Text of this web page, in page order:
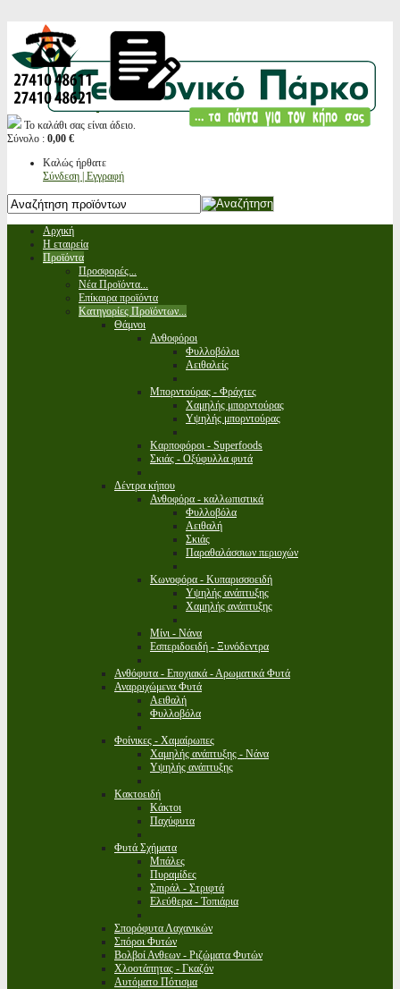
Το καλάθι σας είναι άδειο.
Σύνολο : 0,00 €
Καλώς ήρθατε
Σύνδεση | Εγγραφή
Αρχική
Η εταιρεία
Προϊόντα
Προσφορές...
Νέα Προϊόντα...
Επίκαιρα προϊόντα
Κατηγορίες Προϊόντων...
Θάμνοι
Ανθοφόροι
Φυλλοβόλοι
Αειθαλείς
Μπορντούρας - Φράχτες
Χαμηλής μπορντούρας
Υψηλής μπορντούρας
Καρποφόροι - Superfoods
Σκιάς - Οξύφυλλα φυτά
Δέντρα κήπου
Ανθοφόρα - καλλωπιστικά
Φυλλοβόλα
Αειθαλή
Σκιάς
Παραθαλάσσιων περιοχών
Κωνοφόρα - Κυπαρισσοειδή
Υψηλής ανάπτυξης
Χαμηλής ανάπτυξης
Μίνι - Νάνα
Εσπεριδοειδή - Ξυνόδεντρα
Ανθόφυτα - Εποχιακά - Αρωματικά Φυτά
Αναρριχώμενα Φυτά
Αειθαλή
Φυλλοβόλα
Φοίνικες - Χαμαίρωπες
Χαμηλής ανάπτυξης - Νάνα
Υψηλής ανάπτυξης
Κακτοειδή
Κάκτοι
Παχύφυτα
Φυτά Σχήματα
Μπάλες
Πυραμίδες
Σπιράλ - Στριφτά
Ελεύθερα - Τοπιάρια
Σπορόφυτα Λαχανικών
Σπόροι Φυτών
Βολβοί Ανθεων - Ριζώματα Φυτών
Χλοοτάπητας - Γκαζόν
Αυτόματο Πότισμα